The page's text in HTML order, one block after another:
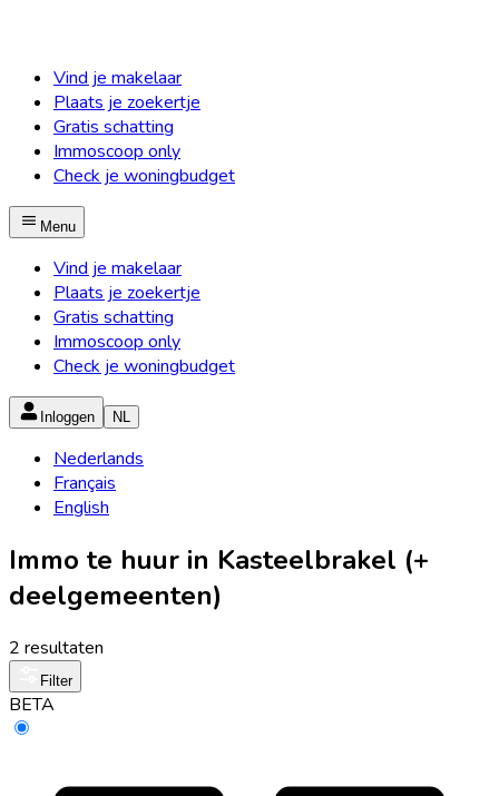
Vind je makelaar
Plaats je zoekertje
Gratis schatting
Immoscoop only
Check je woningbudget
Menu
Vind je makelaar
Plaats je zoekertje
Gratis schatting
Immoscoop only
Check je woningbudget
Inloggen NL
Nederlands
Français
English
Immo te huur in Kasteelbrakel (+
deelgemeenten)
2 resultaten
Filter
BETA